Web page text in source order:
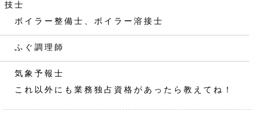
技士
ボイラー整備士、ボイラー溶接士
ふぐ調理師
気象予報士
これ以外にも業務独占資格があったら教えてね！